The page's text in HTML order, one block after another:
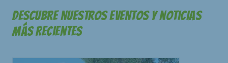
Descubre nuestros eventos y noticias
más recientes